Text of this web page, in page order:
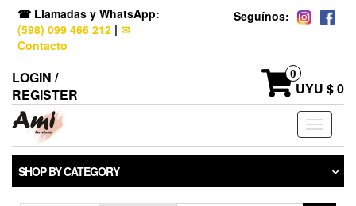
☎ Llamadas y WhatsApp:
(598) 099 466 212 | ✉
Contacto
Seguínos:
LOGIN /
REGISTER
0
UYU $ 0
Toggle
SHOP BY CATEGORY